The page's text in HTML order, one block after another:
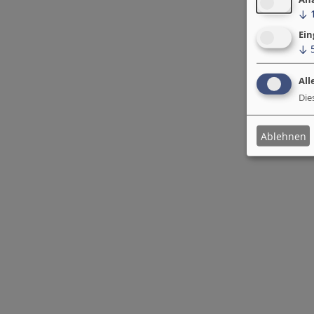
↓ 1
↓
Ablehnen